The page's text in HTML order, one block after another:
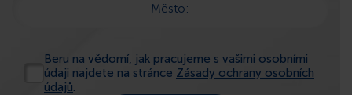
Město:
Beru na vědomí, jak pracujeme s vašimi osobními
údaji najdete na stránce Zásady ochrany osobních
údajů